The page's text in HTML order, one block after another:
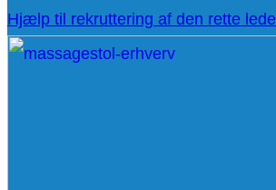
Hjælp til rekruttering af den rette